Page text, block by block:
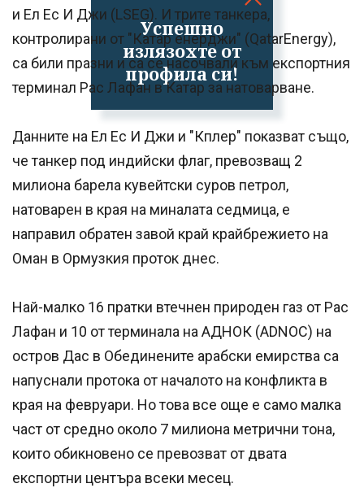
Успешно
излязохте от
профила си!
и Ел Ес И Джи (LSEG). И трите танкера,
контролирани от "Катар енерджи" (QatarEnergy),
са били празни и са се насочвали към експортния
терминал Рас Лафан в Катар за натоварване.
Данните на Ел Ес И Джи и "Кплер" показват също,
че танкер под индийски флаг, превозващ 2
милиона барела кувейтски суров петрол,
натоварен в края на миналата седмица, е
направил обратен завой край крайбрежието на
Оман в Ормузкия проток днес.
Най-малко 16 пратки втечнен природен газ от Рас
Лафан и 10 от терминала на АДНОК (ADNOC) на
остров Дас в Обединените арабски емирства са
напуснали протока от началото на конфликта в
края на февруари. Но това все още е само малка
част от средно около 7 милиона метрични тона,
които обикновено се превозват от двата
експортни центъра всеки месец.